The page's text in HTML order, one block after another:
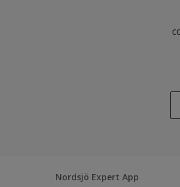
Nordsjö Expert App